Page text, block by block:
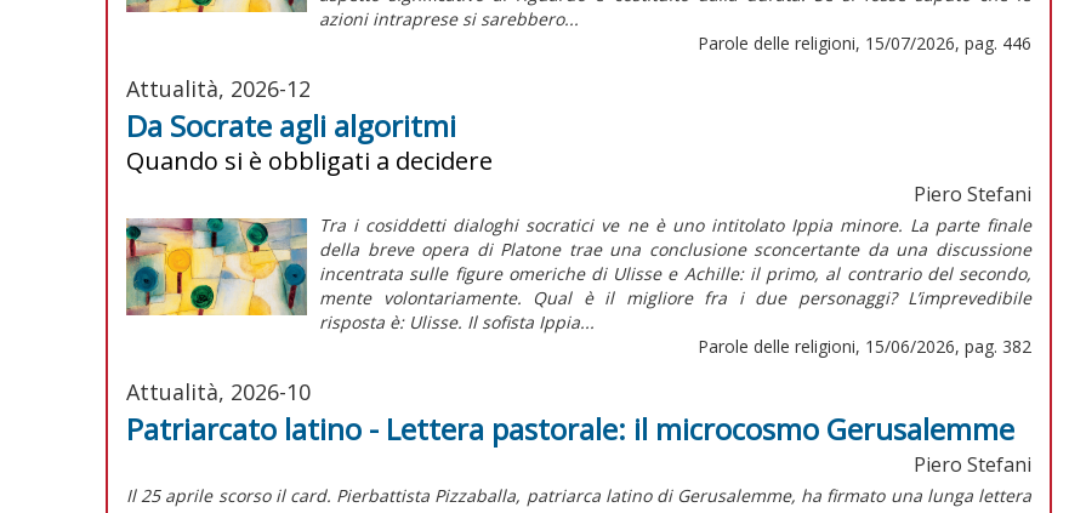
azioni intraprese si sarebbero...
Parole delle religioni, 15/07/2026, pag. 446
Attualità, 2026-12
Da Socrate agli algoritmi
Quando si è obbligati a decidere
Piero Stefani
Tra i cosiddetti dialoghi socratici ve ne è uno intitolato Ippia minore. La parte finale
della breve opera di Platone trae una conclusione sconcertante da una discussione
incentrata sulle figure omeriche di Ulisse e Achille: il primo, al contrario del secondo,
mente volontariamente. Qual è il migliore fra i due personaggi? L’imprevedibile
risposta è: Ulisse. Il sofista Ippia...
Parole delle religioni, 15/06/2026, pag. 382
Attualità, 2026-10
Patriarcato latino - Lettera pastorale: il microcosmo Gerusalemme
Piero Stefani
Il 25 aprile scorso il card. Pierbattista Pizzaballa, patriarca latino di Gerusalemme, ha firmato una lunga lettera